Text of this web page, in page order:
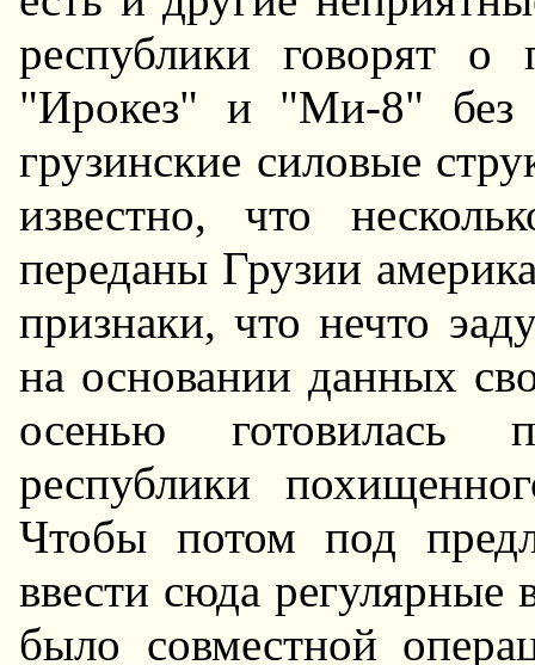
республики говорят о
"Ирокез" и "Ми-8" без
грузинские силовые
известно, что
переданы Грузии
признаки, что нечто
на основании данных
осенью готовилась
республики
Чтобы потом под
ввести сюда
было совместной